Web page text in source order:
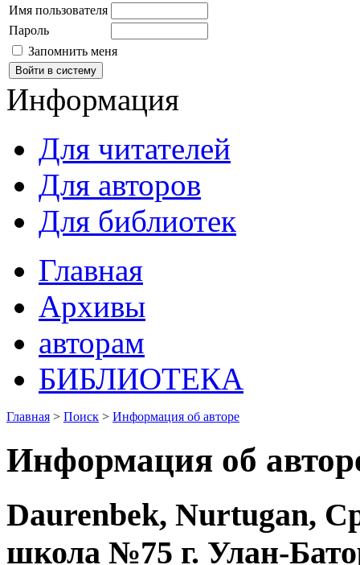
Имя пользователя
Пароль
Запомнить меня
Информация
Для читателей
Для авторов
Для библиотек
Главная
Архивы
авторам
БИБЛИОТЕКА
Главная > Поиск > Информация об авторе
Информация об
Daurenbek, Nurtugan,
школа №75 г. Улан-